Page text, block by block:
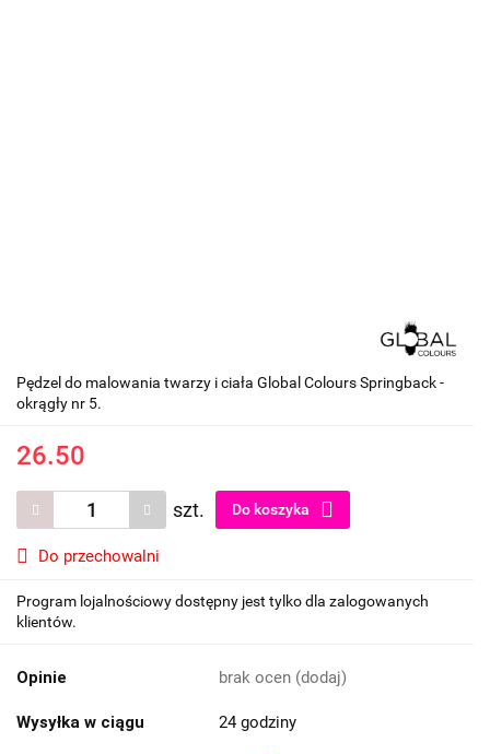
Pędzel do malowania twarzy i ciała Global Colours Springback -
okrągły nr 5.
26.50
szt. Do koszyka
Do przechowalni
Program lojalnościowy dostępny jest tylko dla zalogowanych
klientów.
Opinie brak ocen (dodaj)
Wysyłka w ciągu 24 godziny